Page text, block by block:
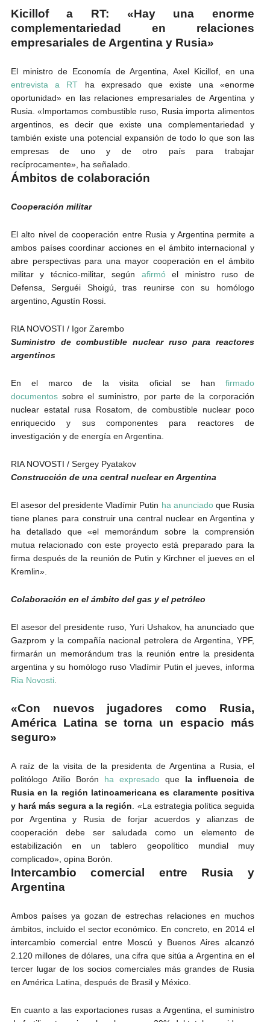
Kicillof a RT: «Hay una enorme
complementariedad en relaciones
empresariales de Argentina y Rusia»
El ministro de Economía de Argentina, Axel Kicillof, en una
entrevista a RT ha expresado que existe una «enorme
oportunidad» en las relaciones empresariales de Argentina y
Rusia. «Importamos combustible ruso, Rusia importa alimentos
argentinos, es decir que existe una complementariedad y
también existe una potencial expansión de todo lo que son las
empresas de uno y de otro país para trabajar
recíprocamente», ha señalado.
Ámbitos de colaboración
Cooperación militar
El alto nivel de cooperación entre Rusia y Argentina permite a
ambos países coordinar acciones en el ámbito internacional y
abre perspectivas para una mayor cooperación en el ámbito
militar y técnico-militar, según afirmóel ministro ruso de
Defensa, Serguéi Shoigú, tras reunirse con su homólogo
argentino, Agustín Rossi.
RIA NOVOSTI / Igor Zarembo
Suministro de combustible nuclear ruso para reactores
argentinos
En el marco de la visita oficial se han firmado
documentossobre el suministro, por parte de la corporación
nuclear estatal rusa Rosatom, de combustible nuclear poco
enriquecido y sus componentes para reactores de
investigación y de energía en Argentina.
RIA NOVOSTI / Sergey Pyatakov
Construcción de una central nuclear en Argentina
El asesor del presidente Vladímir Putin ha anunciadoque Rusia
tiene planes para construir una central nuclear en Argentina y
ha detallado que «el memorándum sobre la comprensión
mutua relacionado con este proyecto está preparado para la
firma después de la reunión de Putin y Kirchner el jueves en el
Kremlin».
Colaboración en el ámbito del gas y el petróleo
El asesor del presidente ruso, Yuri Ushakov, ha anunciado que
Gazprom y la compañía nacional petrolera de Argentina, YPF,
firmarán un memorándum tras la reunión entre la presidenta
argentina y su homólogo ruso Vladímir Putin el jueves, informa
Ria Novosti.
«Con nuevos jugadores como Rusia,
América Latina se torna un espacio más
seguro»
A raíz de la visita de la presidenta de Argentina a Rusia, el
politólogo Atilio Borón ha expresadoque la influencia de
Rusia en la región latinoamericana es claramente positiva
y hará más segura a la región . «La estrategia política seguida
por Argentina y Rusia de forjar acuerdos y alianzas de
cooperación debe ser saludada como un elemento de
estabilización en un tablero geopolítico mundial muy
complicado», opina Borón.
Intercambio comercial entre Rusia y
Argentina
Ambos países ya gozan de estrechas relaciones en muchos
ámbitos, incluido el sector económico. En concreto, en 2014 el
intercambio comercial entre Moscú y Buenos Aires alcanzó
2.120 millones de dólares, una cifra que sitúa a Argentina en el
tercer lugar de los socios comerciales más grandes de Rusia
en América Latina, después de Brasil y México.
En cuanto a las exportaciones rusas a Argentina, el suministro